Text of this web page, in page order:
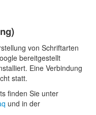
von Schriftarten
bereitgestellt
Eine Verbindung
statt.
finden Sie unter
und in der